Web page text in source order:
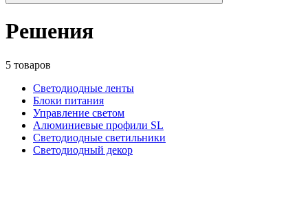
Решения
5 товаров
Светодиодные ленты
Блоки питания
Управление светом
Алюминиевые профили SL
Светодиодные светильники
Светодиодный декор